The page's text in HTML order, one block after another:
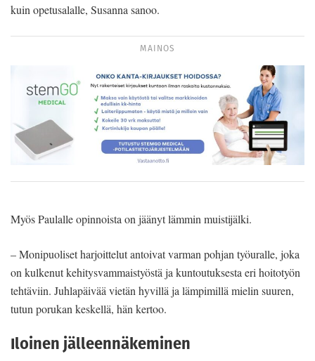
kuin opetusalalle, Susanna sanoo.
MAINOS
Myös Paulalle opinnoista on jäänyt lämmin muistijälki.
– Monipuoliset harjoittelut antoivat varman pohjan työuralle, joka
on kulkenut kehitysvammaistyöstä ja kuntoutuksesta eri hoitotyön
tehtäviin. Juhlapäivää vietän hyvillä ja lämpimillä mielin suuren,
tutun porukan keskellä, hän kertoo.
Iloinen jälleennäkeminen